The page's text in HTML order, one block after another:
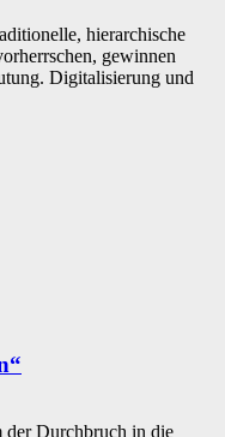
hierarchische
gewinnen
Digitalisierung und
der Durchbruch in die